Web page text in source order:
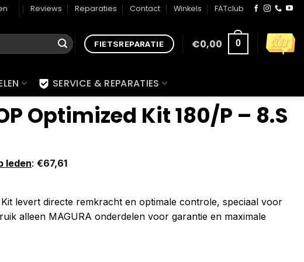
Reviews Reparaties Contact Winkels FATclub
FIETSREPARATIE €0,00 0
SERVICE & REPARATIES
Optimized Kit 180/P – 8.S
leden: €67,61
Kit levert directe remkracht en optimale controle, speciaal voor
alleen MAGURA onderdelen voor garantie en maximale
Kit 180/P - 8.S aantal